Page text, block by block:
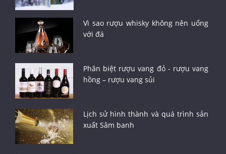
Vì sao rượu whisky không nên uống
với đá
Phân biệt rượu vang đỏ - rượu vang
hồng – rượu vang sủi
Lịch sử hình thành và quá trình sản
xuất Sâm banh